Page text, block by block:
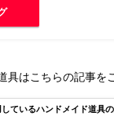
具はこちらの記事を
ているハンドメイド道具